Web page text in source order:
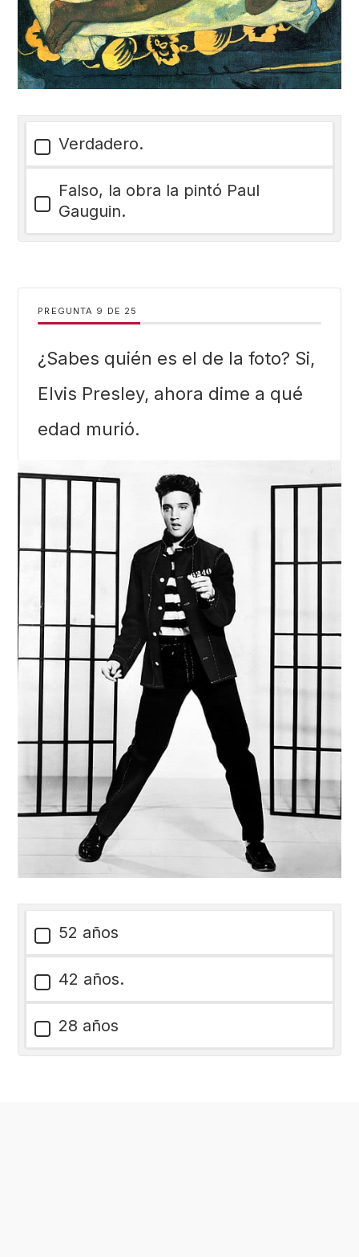
Verdadero.
Falso, la obra la pintó Paul
Gauguin.
PREGUNTA DE 25
¿Sabes quién es el de la foto? Si,
Elvis Presley, ahora dime a qué
edad murió.
52 años
42 años.
28 años